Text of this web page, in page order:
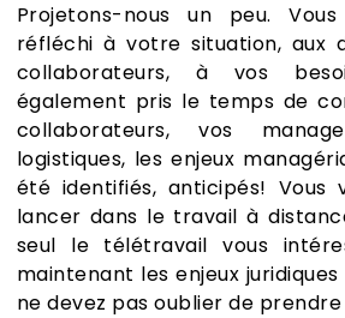
Projetons-nous un peu.
réfléchi à votre situation, aux
collaborateurs, à vos
également pris le temps de
collaborateurs, vos
logistiques, les enjeux
été identifiés, anticipés! Vous
lancer dans le travail à
seul le télétravail vous
maintenant les enjeux
ne devez pas oublier de